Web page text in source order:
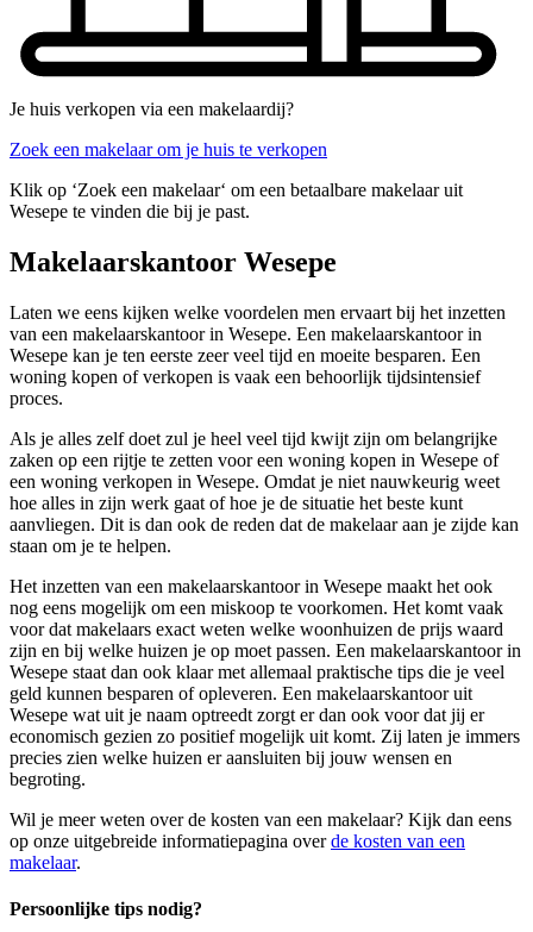
Je huis verkopen via een makelaardij?
Zoek een makelaar om je huis te verkopen
Klik op ‘Zoek een makelaar‘ om een betaalbare makelaar uit
Wesepe te vinden die bij je past.
Makelaarskantoor Wesepe
Laten we eens kijken welke voordelen men ervaart bij het inzetten
van een makelaarskantoor in Wesepe. Een makelaarskantoor in
Wesepe kan je ten eerste zeer veel tijd en moeite besparen. Een
woning kopen of verkopen is vaak een behoorlijk tijdsintensief
proces.
Als je alles zelf doet zul je heel veel tijd kwijt zijn om belangrijke
zaken op een rijtje te zetten voor een woning kopen in Wesepe of
een woning verkopen in Wesepe. Omdat je niet nauwkeurig weet
hoe alles in zijn werk gaat of hoe je de situatie het beste kunt
aanvliegen. Dit is dan ook de reden dat de makelaar aan je zijde kan
staan om je te helpen.
Het inzetten van een makelaarskantoor in Wesepe maakt het ook
nog eens mogelijk om een miskoop te voorkomen. Het komt vaak
voor dat makelaars exact weten welke woonhuizen de prijs waard
zijn en bij welke huizen je op moet passen. Een makelaarskantoor in
Wesepe staat dan ook klaar met allemaal praktische tips die je veel
geld kunnen besparen of opleveren. Een makelaarskantoor uit
Wesepe wat uit je naam optreedt zorgt er dan ook voor dat jij er
economisch gezien zo positief mogelijk uit komt. Zij laten je immers
precies zien welke huizen er aansluiten bij jouw wensen en
begroting.
Wil je meer weten over de kosten van een makelaar? Kijk dan eens
op onze uitgebreide informatiepagina overde kosten van een
makelaar.
Persoonlijke tips nodig?